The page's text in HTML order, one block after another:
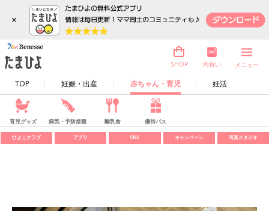
×
TOP 妊娠・出産 赤ちゃん・育児 妊活
SHOP 内祝い メニュー
育児グッズ 病気・予防接種 離乳食 優待パス
ひよこクラブ アプリ SNS キャンペーン 写真スタジオ